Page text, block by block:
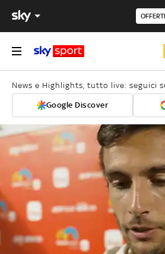
News e Highlights, tutto live: seguici
Google Discover